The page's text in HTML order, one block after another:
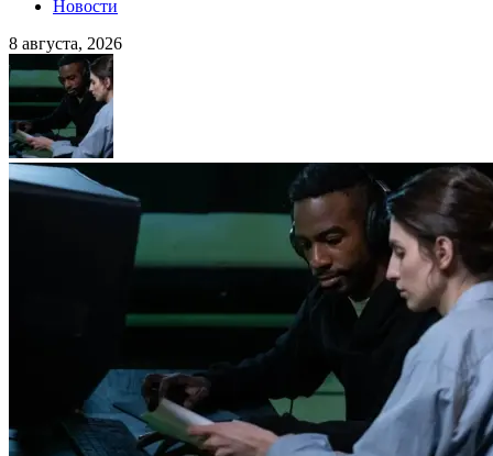
Новости
8 августа, 2026